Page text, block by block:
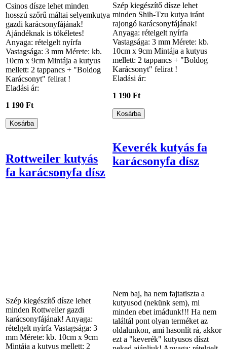
Csinos dísze lehet minden
hosszú szőrű máltai selyemkutya
gazdi karácsonyfájának!
Ajándéknak is tökéletes!
Anyaga: rételgelt nyírfa
Vastagsága: 3 mm Mérete: kb.
10cm x 9cm Mintája a kutyus
mellett: 2 tappancs + "Boldog
Karácsonyt" felirat !
Eladási ár:
1 190 Ft
Szép kiegészítő dísze lehet
minden Shih-Tzu kutya iránt
rajongó karácsonyfájának!
Anyaga: rételgelt nyírfa
Vastagsága: 3 mm Mérete: kb.
10cm x 9cm Mintája a kutyus
mellett: 2 tappancs + "Boldog
Karácsonyt" felirat !
Eladási ár:
1 190 Ft
Rottweiler kutyás
fa karácsonyfa dísz
Szép kiegészítő dísze lehet
minden Rottweiler gazdi
karácsonyfájának! Anyaga:
rételgelt nyírfa Vastagsága: 3
mm Mérete: kb. 10cm x 9cm
Mintája a kutyus mellett: 2
Keverék kutyás fa
karácsonyfa dísz
Nem baj, ha nem fajtatiszta a
kutyusod (nekünk sem), mi
minden ebet imádunk!!! Ha nem
találtál pont olyan terméket az
oldalunkon, ami hasonlít rá, akkor
ezt a "keverék" kutyusos díszt